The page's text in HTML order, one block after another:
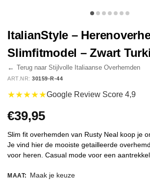
ItalianStyle –
Slimfitmodel – Zwart
← Terug naar Stijlvolle Italiaanse Overhemden
ART.NR: 30159-R-44
★★★★★Google Review Score 4,9
€39,95
Slim fit overhemden van Rusty Neal koop je
Je vind hier de mooiste getailleerde
voor heren. Casual mode voor een
MAAT: Maak je keuze